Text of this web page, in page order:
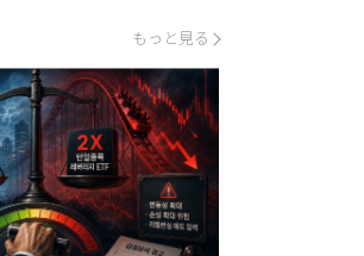
もっと見る